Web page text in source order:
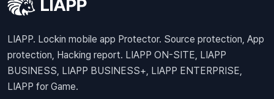
LIAPP. Lockin mobile app Protector. Source protection, App
protection, Hacking report. LIAPP ON-SITE, LIAPP
BUSINESS, LIAPP BUSINESS+, LIAPP ENTERPRISE,
LIAPP for Game.